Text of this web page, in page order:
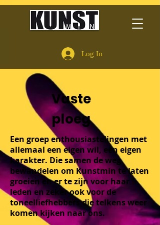
Log In
Vaste
ploeg
Een groep enthousiastelingen met
allemaal een eigen wil, een eigen
karakter. Die samen de weg
bewandelen om Kunstmin te laten
groeien en er te zijn voor haar
leden en zeker ook voor de
toneelliefhebbers die telkens weer
komen kijken naar ons.